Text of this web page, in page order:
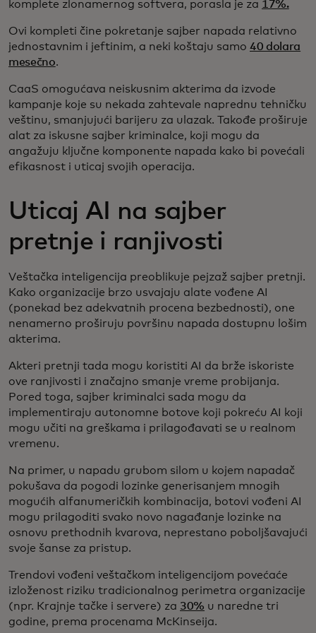
komplete zlonamernog softvera, porasla je za 17%.
Ovi kompleti čine pokretanje sajber napada relativno
jednostavnim i jeftinim, a neki koštaju samo 40 dolara
mesečno.
CaaS omogućava neiskusnim akterima da izvode
kampanje koje su nekada zahtevale naprednu tehničku
veštinu, smanjujući barijeru za ulazak. Takođe proširuje
alat za iskusne sajber kriminalce, koji mogu da
angažuju ključne komponente napada kako bi povećali
efikasnost i uticaj svojih operacija.
Uticaj AI na sajber
pretnje i ranjivosti
Veštačka inteligencija preoblikuje pejzaž sajber pretnji.
Kako organizacije brzo usvajaju alate vođene AI
(ponekad bez adekvatnih procena bezbednosti), one
nenamerno proširuju površinu napada dostupnu lošim
akterima.
Akteri pretnji tada mogu koristiti AI da brže iskoriste
ove ranjivosti i značajno smanje vreme probijanja.
Pored toga, sajber kriminalci sada mogu da
implementiraju autonomne botove koji pokreću AI koji
mogu učiti na greškama i prilagođavati se u realnom
vremenu.
Na primer, u napadu grubom silom u kojem napadač
pokušava da pogodi lozinke generisanjem mnogih
mogućih alfanumeričkih kombinacija, botovi vođeni AI
mogu prilagoditi svako novo nagađanje lozinke na
osnovu prethodnih kvarova, neprestano poboljšavajući
svoje šanse za pristup.
Trendovi vođeni veštačkom inteligencijom povećaće
izloženost riziku tradicionalnog perimetra organizacije
(npr. Krajnje tačke i servere) za 30% u naredne tri
godine, prema procenama McKinseija.